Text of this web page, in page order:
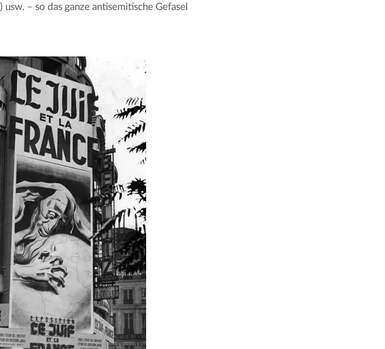
) usw. – so das ganze antisemitische Gefasel